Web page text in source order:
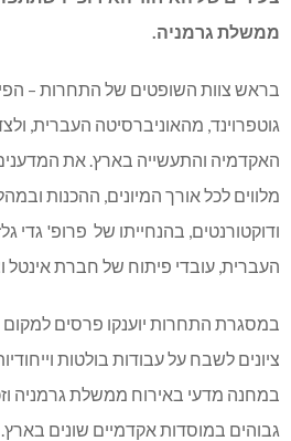
ממשלת גרמניה.
בראש צוות השופטים של התחרות –
גוטפרוינד, מהאוניברסיטה העברית,
האקדמיה והתעשייה בארץ. את
מלווים לכל אורך המיונים, ההכנות
ודוקטורנטים, בהנחייתו של פרופ' גדי
העברית, עובדי פיתוח של חברת אינטל
במסגרת התחרות יוענקו פרסים למקום
ציונים לשבח על עבודות בולטות
במחנה מדעי באירוח ממשלת גרמניה
גבוהים במוסדות אקדמיים שונים בארץ.